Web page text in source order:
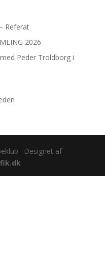
Referat
2026
Peder Troldborg i
· Designet af